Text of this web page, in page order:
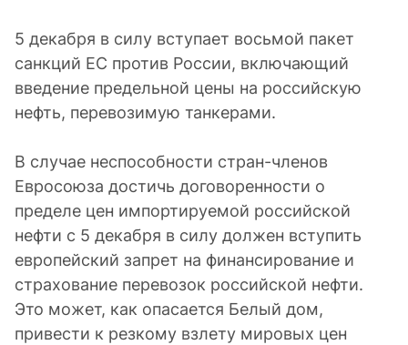
5 декабря в силу вступает восьмой пакет
санкций ЕС против России, включающий
введение предельной цены на российскую
нефть, перевозимую танкерами.
В случае неспособности стран-членов
Евросоюза достичь договоренности о
пределе цен импортируемой российской
нефти с 5 декабря в силу должен вступить
европейский запрет на финансирование и
страхование перевозок российской нефти.
Это может, как опасается Белый дом,
привести к резкому взлету мировых цен